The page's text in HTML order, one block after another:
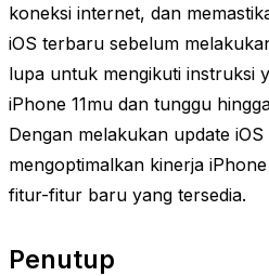
koneksi internet, dan
iOS terbaru sebelum
lupa untuk mengikuti instruksi
iPhone 11mu dan tunggu
Dengan melakukan update
mengoptimalkan kinerja
fitur-fitur baru yang tersedia.
Penutup